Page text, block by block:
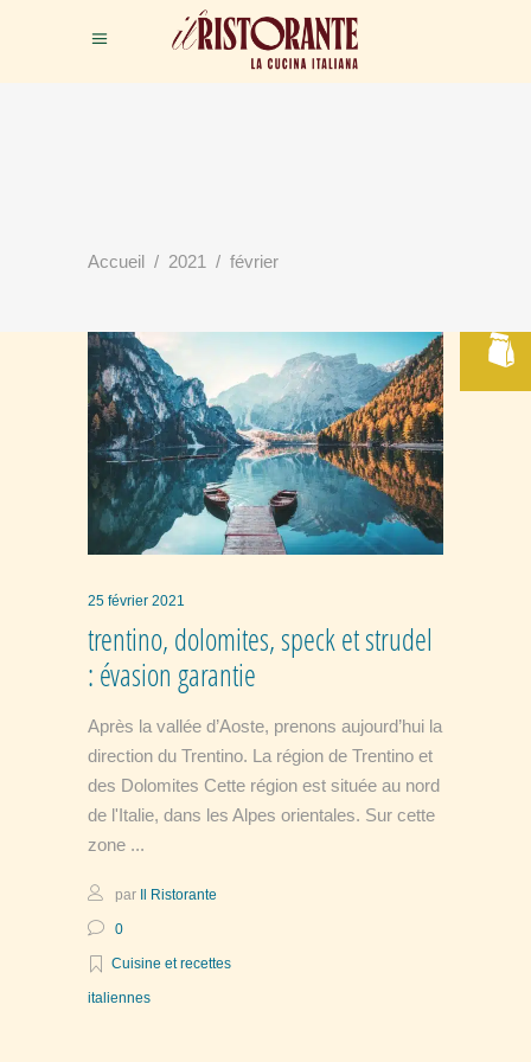
Accueil / 2021 / février
25 février 2021
trentino, dolomites, speck et strudel
: évasion garantie
Après la vallée d’Aoste, prenons aujourd’hui la
direction du Trentino. La région de Trentino et
des Dolomites Cette région est située au nord
de l'Italie, dans les Alpes orientales. Sur cette
zone
par Il Ristorante
0
Cuisine et recettes
italiennes